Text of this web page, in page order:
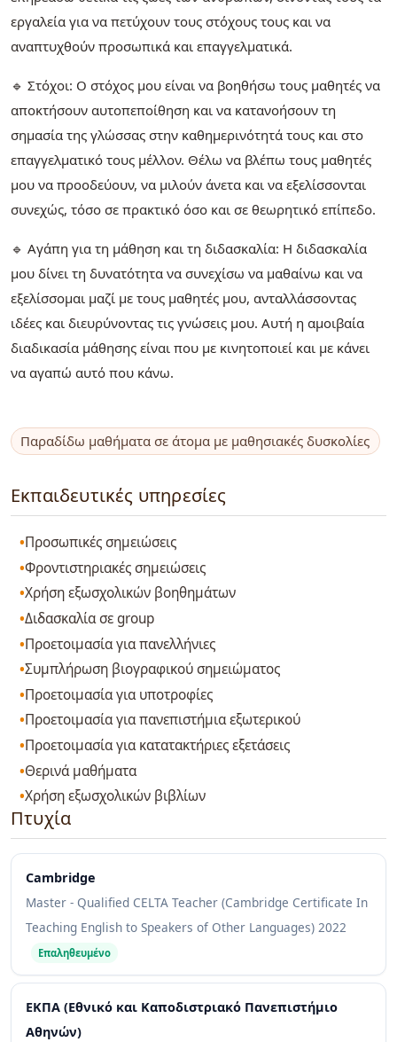
εργαλεία για να πετύχουν τους στόχους τους και να
αναπτυχθούν προσωπικά και επαγγελματικά.
🔹 Στόχοι: Ο στόχος μου είναι να βοηθήσω τους μαθητές να
αποκτήσουν αυτοπεποίθηση και να κατανοήσουν τη
σημασία της γλώσσας στην καθημερινότητά τους και στο
επαγγελματικό τους μέλλον. Θέλω να βλέπω τους μαθητές
μου να προοδεύουν, να μιλούν άνετα και να εξελίσσονται
συνεχώς, τόσο σε πρακτικό όσο και σε θεωρητικό επίπεδο.
🔹 Αγάπη για τη μάθηση και τη διδασκαλία: Η διδασκαλία
μου δίνει τη δυνατότητα να συνεχίσω να μαθαίνω και να
εξελίσσομαι μαζί με τους μαθητές μου, ανταλλάσσοντας
ιδέες και διευρύνοντας τις γνώσεις μου. Αυτή η αμοιβαία
διαδικασία μάθησης είναι που με κινητοποιεί και με κάνει
να αγαπώ αυτό που κάνω.
Παραδίδω μαθήματα σε άτομα με μαθησιακές δυσκολίες
Εκπαιδευτικές υπηρεσίες
Προσωπικές σημειώσεις
Φροντιστηριακές σημειώσεις
Χρήση εξωσχολικών βοηθημάτων
Διδασκαλία σε group
Προετοιμασία για πανελλήνιες
Συμπλήρωση βιογραφικού σημειώματος
Προετοιμασία για υποτροφίες
Προετοιμασία για πανεπιστήμια εξωτερικού
Προετοιμασία για κατατακτήριες εξετάσεις
Θερινά μαθήματα
Χρήση εξωσχολικών βιβλίων
Πτυχία
Cambridge
Master - Qualified CELTA Teacher (Cambridge Certificate In
Teaching English to Speakers of Other Languages) 2022
Επαληθευμένο
ΕΚΠΑ (Εθνικό και Καποδιστριακό Πανεπιστήμιο
Αθηνών)